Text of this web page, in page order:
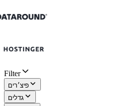
Filter
פיצ׳רים
גדלים